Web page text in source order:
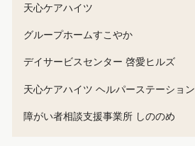
天心ケアハイツ
グループホームすこやか
デイサービスセンター 啓愛ヒルズ
天心ケアハイツ ヘルパーステーション
障がい者相談支援事業所 しののめ